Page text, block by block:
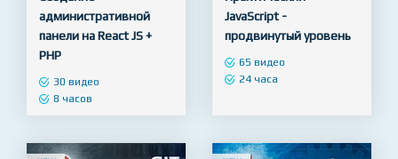
    
     5
панели на React JS +
PHP
8 часов
   
   
Практический
JavaScript -
продвинутый уровень